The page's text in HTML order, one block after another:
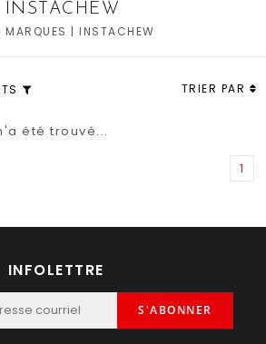
INSTACHEW
MARQUES | INSTACHEW
TRIER PAR
été trouvé...
1
INFOLETTRE
S'ABONNER